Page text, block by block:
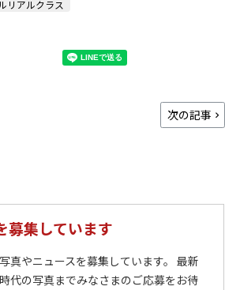
リアルクラス
次の記事
募集しています
真やニュースを募集しています。 最新
代の写真までみなさまのご応募をお待